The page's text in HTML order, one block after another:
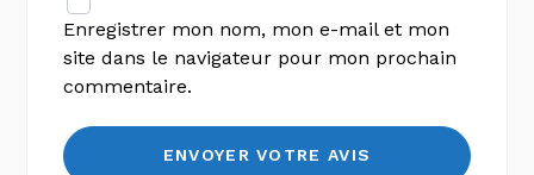
Enregistrer mon nom, mon e-mail et mon
site dans le navigateur pour mon prochain
commentaire.